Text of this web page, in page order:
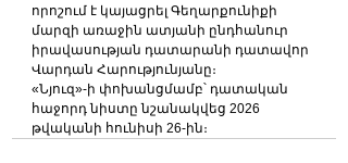
որոշում է կայացրել Գեղարքունիքի
մարզի առաջին ատյանի ընդհանուր
իրավասության դատարանի դատավոր
Վարդան Հարությունյանը։
«Նյուզ»-ի փոխանցմամբ՝ դատական
հաջորդ նիստը նշանակվեց 2026
թվականի հունիսի 26-ին։